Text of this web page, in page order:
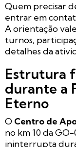
Quem precisar
entrar em
A orientação
turnos,
detalhes da
Estrutura
durante a
Eterno
O Centro de
no km 10 da
ininterrupta